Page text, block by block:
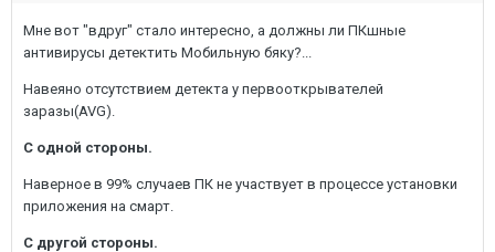
Мне вот "вдруг" стало интересно, а должны ли ПКшные
антивирусы детектить Мобильную бяку?...
Навеяно отсутствием детекта у первооткрывателей
заразы(AVG).
С одной стороны.
Наверное в 99% случаев ПК не участвует в процессе установки
приложения на смарт.
С другой стороны.